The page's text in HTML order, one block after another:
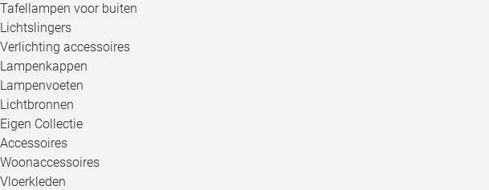
Tafellampen voor buiten
Lichtslingers
Verlichting accessoires
Lampenkappen
Lampenvoeten
Lichtbronnen
Eigen Collectie
Accessoires
Woonaccessoires
Vloerkleden